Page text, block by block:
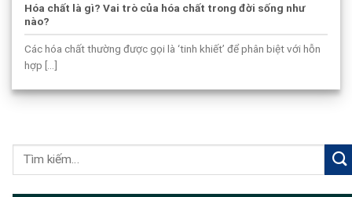
Hóa chất là gì? Vai trò của hóa chất trong đời sống như
nào?
Các hóa chất thường được gọi là ‘tinh khiết’ để phân biệt với hỗn
hợp [...]